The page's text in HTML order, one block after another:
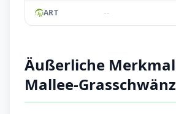
ART --
Äußerliche
Mallee-